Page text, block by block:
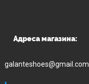
Адреса магазина:
galanteshoes@gmail.com